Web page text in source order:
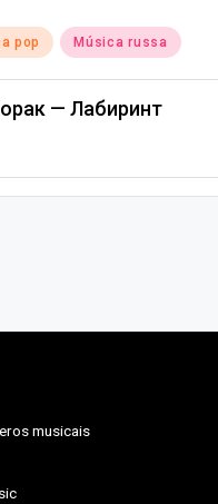
pop Música russa
— Лабиринт
musicais